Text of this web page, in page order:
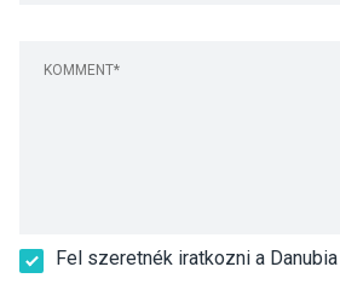
Fel szeretnék iratkozni a